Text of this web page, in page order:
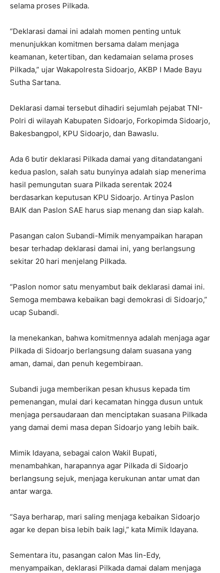
selama proses Pilkada.
“Deklarasi damai ini adalah momen penting untuk
menunjukkan komitmen bersama dalam menjaga
keamanan, ketertiban, dan kedamaian selama proses
Pilkada,” ujar Wakapolresta Sidoarjo, AKBP I Made Bayu
Sutha Sartana.
Deklarasi damai tersebut dihadiri sejumlah pejabat TNI-
Polri di wilayah Kabupaten Sidoarjo, Forkopimda Sidoarjo,
Bakesbangpol, KPU Sidoarjo, dan Bawaslu.
Ada 6 butir deklarasi Pilkada damai yang ditandatangani
kedua paslon, salah satu bunyinya adalah siap menerima
hasil pemungutan suara Pilkada serentak 2024
berdasarkan keputusan KPU Sidoarjo. Artinya Paslon
BAIK dan Paslon SAE harus siap menang dan siap kalah.
Pasangan calon Subandi-Mimik menyampaikan harapan
besar terhadap deklarasi damai ini, yang berlangsung
sekitar 20 hari menjelang Pilkada.
“Paslon nomor satu menyambut baik deklarasi damai ini.
Semoga membawa kebaikan bagi demokrasi di Sidoarjo,”
ucap Subandi.
Ia menekankan, bahwa komitmennya adalah menjaga agar
Pilkada di Sidoarjo berlangsung dalam suasana yang
aman, damai, dan penuh kegembiraan.
Subandi juga memberikan pesan khusus kepada tim
pemenangan, mulai dari kecamatan hingga dusun untuk
menjaga persaudaraan dan menciptakan suasana Pilkada
yang damai demi masa depan Sidoarjo yang lebih baik.
Mimik Idayana, sebagai calon Wakil Bupati,
menambahkan, harapannya agar Pilkada di Sidoarjo
berlangsung sejuk, menjaga kerukunan antar umat dan
antar warga.
“Saya berharap, mari saling menjaga kebaikan Sidoarjo
agar ke depan bisa lebih baik lagi,” kata Mimik Idayana.
Sementara itu, pasangan calon Mas Iin-Edy,
menyampaikan, deklarasi Pilkada damai dalam menjaga